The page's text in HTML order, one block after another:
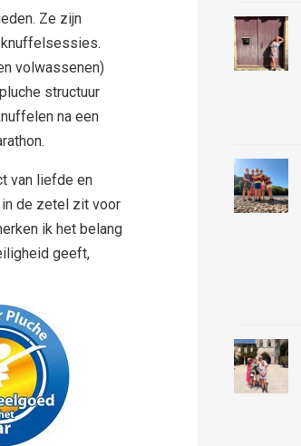
Ze zijn
knuffelsessies.
volwassenen)
structuur
na een
van liefde en
in de zetel zit voor
ik het belang
geeft,